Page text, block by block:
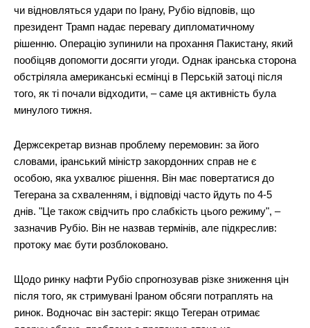
чи відновляться удари по Ірану, Рубіо відповів, що
президент Трамп надає перевагу дипломатичному
рішенню. Операцію зупинили на прохання Пакистану, який
пообіцяв допомогти досягти угоди. Однак іранська сторона
обстріляла американські есмінці в Перській затоці після
того, як ті почали відходити, – саме ця активність була
минулого тижня.
Держсекретар визнав проблему перемовин: за його
словами, іранський міністр закордонних справ не є
особою, яка ухвалює рішення. Він має повертатися до
Тегерана за схваленням, і відповіді часто йдуть по 4-5
днів. "Це також свідчить про слабкість цього режиму", –
зазначив Рубіо. Він не назвав термінів, але підкреслив:
протоку має бути розблоковано.
Щодо ринку нафти Рубіо спрогнозував різке зниження цін
після того, як стримувані Іраном обсяги потраплять на
ринок. Водночас він застеріг: якщо Тегеран отримає